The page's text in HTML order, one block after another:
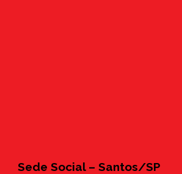
Sede Social – Santos/SP